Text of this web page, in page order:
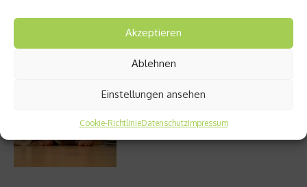
Akzeptieren
Ablehnen
Einstellungen ansehen
Cookie-RichtlinieDatenschutzImpressum